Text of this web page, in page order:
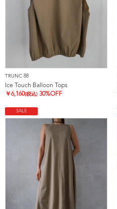
TRUNC 88
Ice Touch Balloon Tops
￥6,160(税込) 30%OFF
SALE